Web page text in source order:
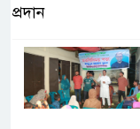
প্রদান